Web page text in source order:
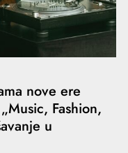
nove ere
Fashion,
u